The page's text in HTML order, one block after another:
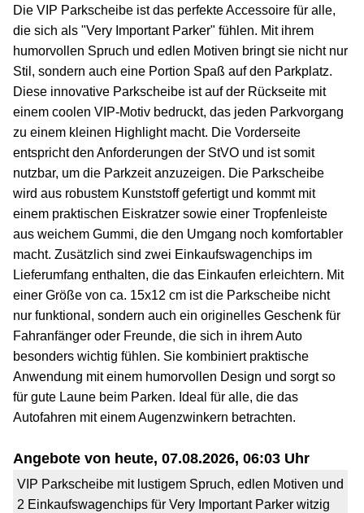
Die VIP Parkscheibe ist das perfekte Accessoire für alle,
die sich als "Very Important Parker" fühlen. Mit ihrem
humorvollen Spruch und edlen Motiven bringt sie nicht nur
Stil, sondern auch eine Portion Spaß auf den Parkplatz.
Diese innovative Parkscheibe ist auf der Rückseite mit
einem coolen VIP-Motiv bedruckt, das jeden Parkvorgang
zu einem kleinen Highlight macht. Die Vorderseite
entspricht den Anforderungen der StVO und ist somit
nutzbar, um die Parkzeit anzuzeigen. Die Parkscheibe
wird aus robustem Kunststoff gefertigt und kommt mit
einem praktischen Eiskratzer sowie einer Tropfenleiste
aus weichem Gummi, die den Umgang noch komfortabler
macht. Zusätzlich sind zwei Einkaufswagenchips im
Lieferumfang enthalten, die das Einkaufen erleichtern. Mit
einer Größe von ca. 15x12 cm ist die Parkscheibe nicht
nur funktional, sondern auch ein originelles Geschenk für
Fahranfänger oder Freunde, die sich in ihrem Auto
besonders wichtig fühlen. Sie kombiniert praktische
Anwendung mit einem humorvollen Design und sorgt so
für gute Laune beim Parken. Ideal für alle, die das
Autofahren mit einem Augenzwinkern betrachten.
Angebote von heute, 07.08.2026, 06:03 Uhr
VIP Parkscheibe mit lustigem Spruch, edlen Motiven und
2 Einkaufswagenchips für Very Important Parker witzig